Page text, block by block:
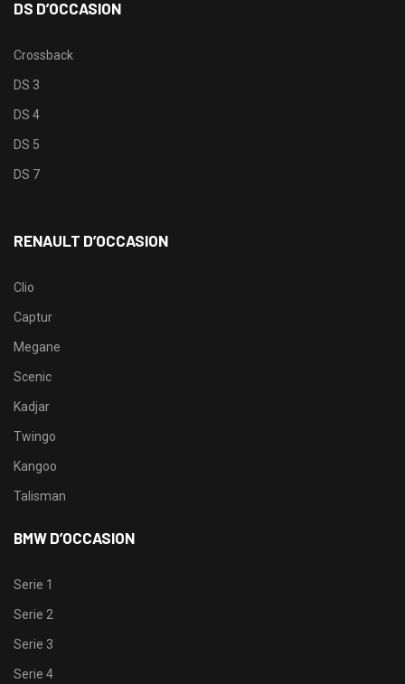
DS D’OCCASION
Crossback
DS 3
DS 4
DS 5
DS 7
RENAULT D’OCCASION
Clio
Captur
Megane
Scenic
Kadjar
Twingo
Kangoo
Talisman
BMW D’OCCASION
Serie 1
Serie 2
Serie 3
Serie 4